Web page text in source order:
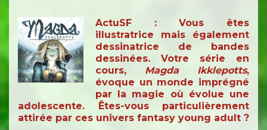
ActuSF :Vous êtes
illustratrice mais également
dessinatrice de bandes
dessinées. Votre série en
cours, Magda Ikklepotts,
évoque un monde imprégné
par la magie où évolue une
adolescente. Êtes-vous particulièrement
attirée par ces univers fantasy young adult ?